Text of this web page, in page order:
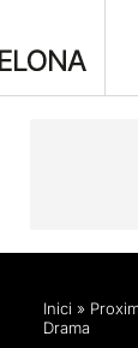
Descripció
Inici »
Drama